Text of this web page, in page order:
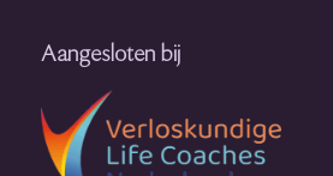
Aangesloten bij